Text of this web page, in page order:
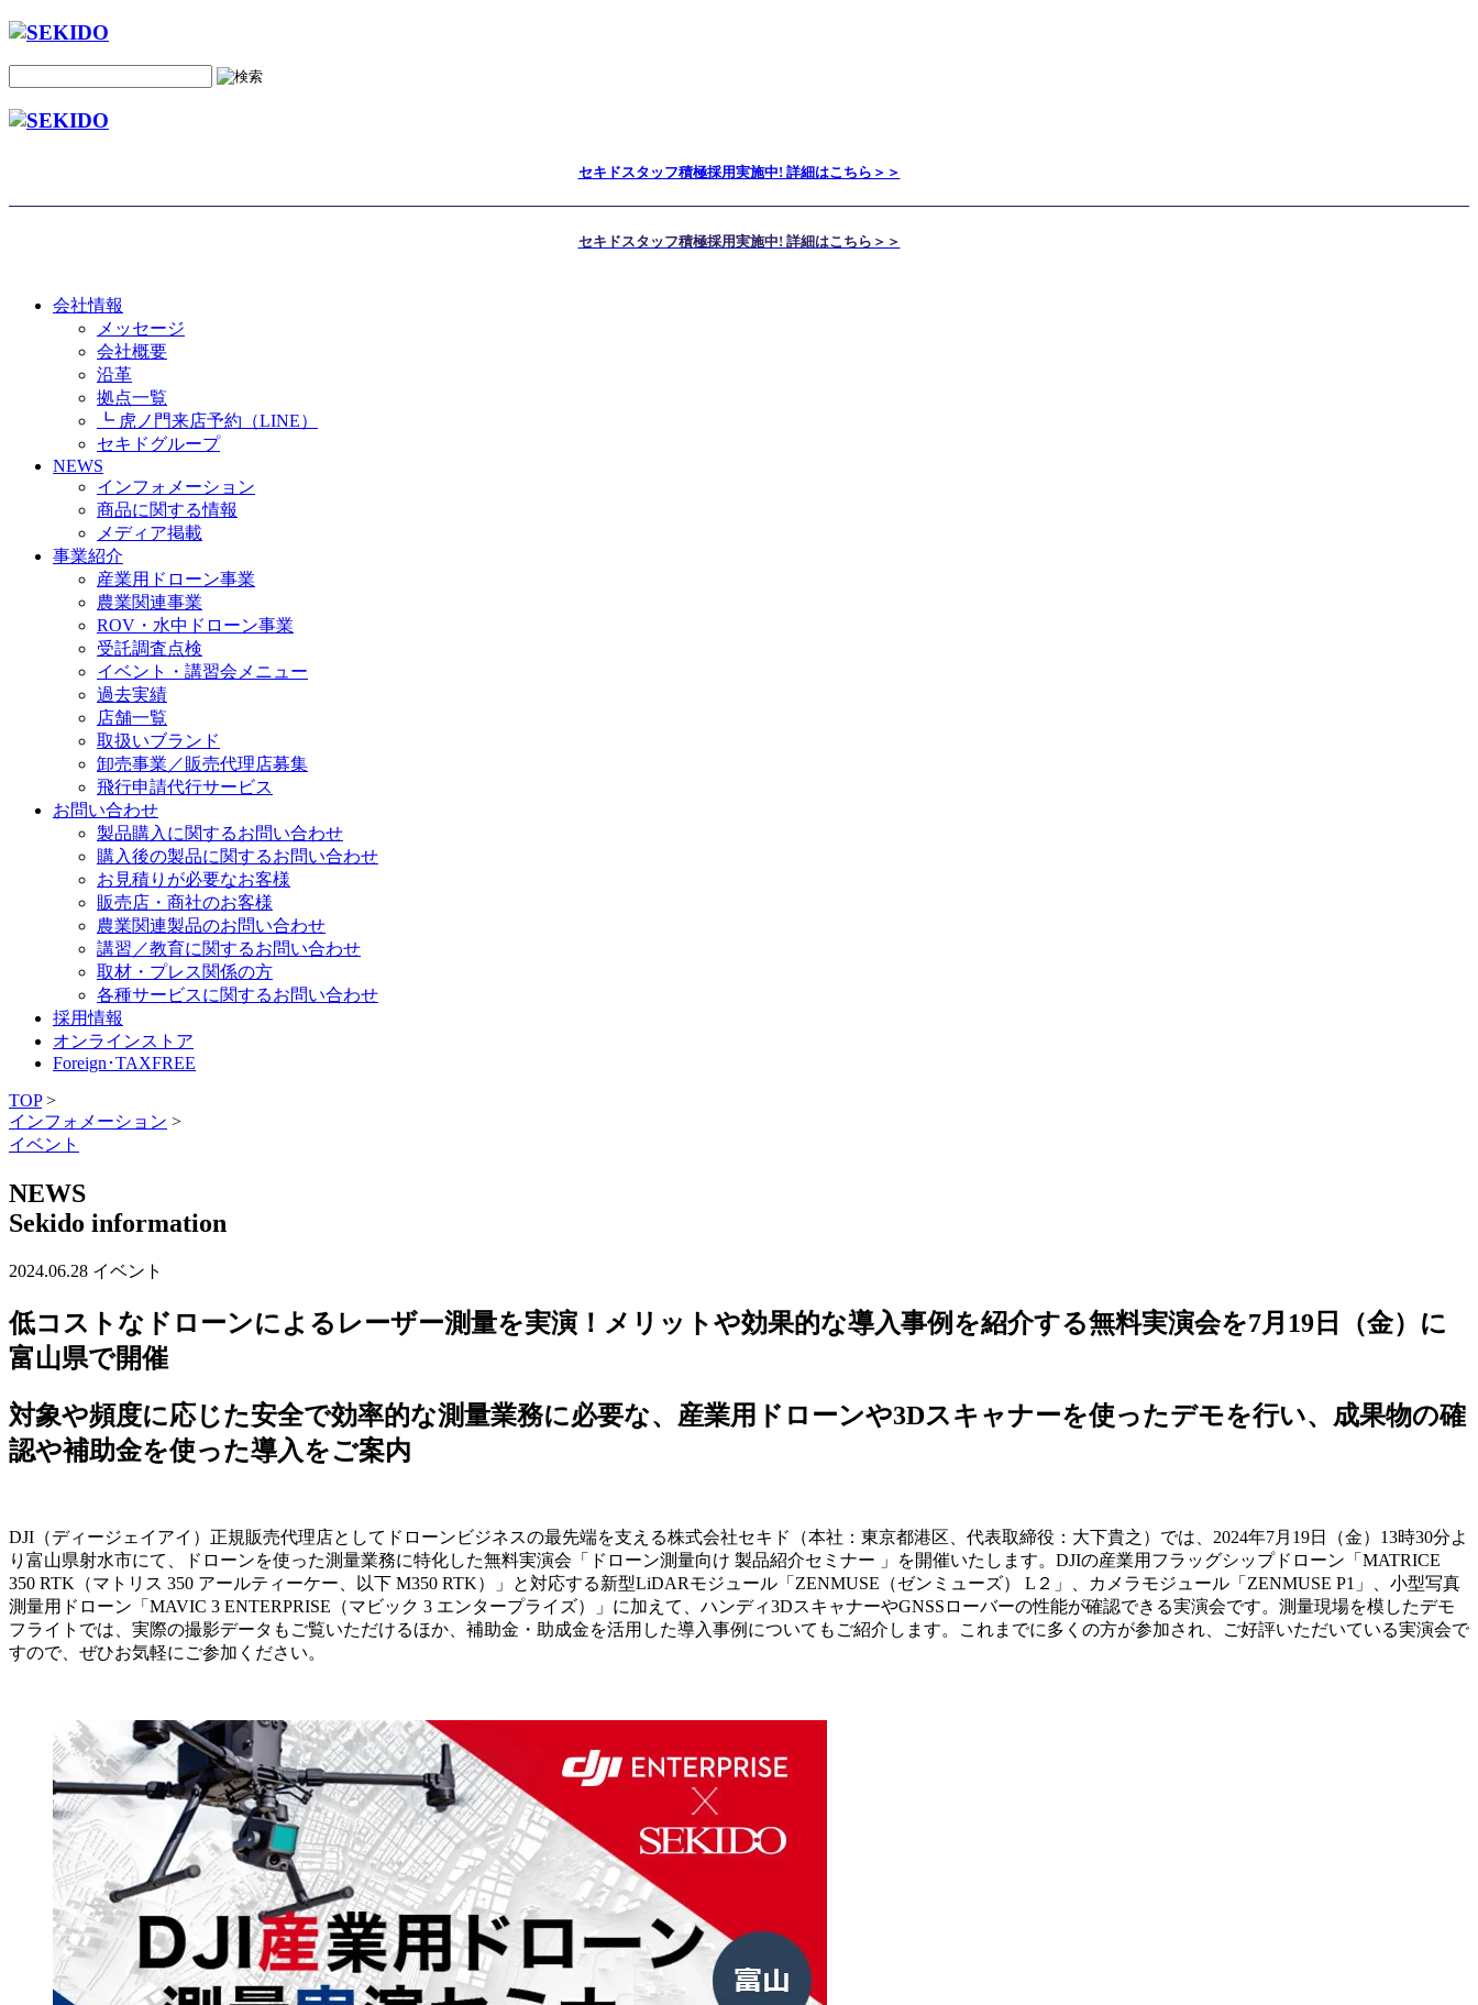
セキドスタッフ積極採用実施中! 詳細はこちら＞＞
セキドスタッフ積極採用実施中! 詳細はこちら＞＞
会社情報
メッセージ
会社概要
沿革
拠点一覧
┗ 虎ノ門来店予約（LINE）
セキドグループ
NEWS
インフォメーション
商品に関する情報
メディア掲載
事業紹介
産業用ドローン事業
農業関連事業
ROV・水中ドローン事業
受託調査点検
イベント・講習会メニュー
過去実績
店舗一覧
取扱いブランド
卸売事業／販売代理店募集
飛行申請代行サービス
お問い合わせ
製品購入に関するお問い合わせ
購入後の製品に関するお問い合わせ
お見積りが必要なお客様
販売店・商社のお客様
農業関連製品のお問い合わせ
講習／教育に関するお問い合わせ
取材・プレス関係の方
各種サービスに関するお問い合わせ
採用情報
オンラインストア
Foreign･TAXFREE
TOP>
インフォメーション >
イベント
NEWS
Sekido information
2024.06.28 イベント
低コストなドローンによるレーザー測量を実演！メリットや効果的な導入事例を紹介する無料実演会を7月19日（金）に
富山県で開催
対象や頻度に応じた安全で効率的な測量業務に必要な、産業用ドローンや3Dスキャナーを使ったデモを行い、成果物の確
認や補助金を使った導入をご案内
DJI（ディージェイアイ）正規販売代理店としてドローンビジネスの最先端を支える株式会社セキド（本社：東京都港区、代表取締役：⼤下貴之）では、2024年7月19日（金）13時30分よ
り富山県射水市にて、ドローンを使った測量業務に特化した無料実演会「ドローン測量向け 製品紹介セミナー 」を開催いたします。DJIの産業用フラッグシップドローン「MATRICE
350 RTK（マトリス 350 アールティーケー、以下 M350 RTK）」と対応する新型LiDARモジュール「ZENMUSE（ゼンミューズ） L２」、カメラモジュール「ZENMUSE P1」、小型写真
測量用ドローン「MAVIC 3 ENTERPRISE（マビック 3 エンタープライズ）」に加えて、ハンディ3DスキャナーやGNSSローバーの性能が確認できる実演会です。測量現場を模したデモ
フライトでは、実際の撮影データもご覧いただけるほか、補助金・助成金を活用した導入事例についてもご紹介します。これまでに多くの方が参加され、ご好評いただいている実演会で
すので、ぜひお気軽にご参加ください。